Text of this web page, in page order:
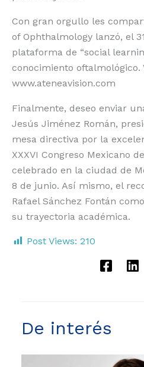
Con gran orgullo les
of Ophthalmology lanzó, el
plataforma de “social
conocimiento oftalmológico.
www.ateneavision.com
Finalmente, deseo enviar
Jesús Jiménez Román,
mesa directiva por la
XXXVI Congreso Mexicano
celebrado en la ciudad de
8 de junio. Así mismo, el
Rafael Sánchez Fontán
su trayectoria académica.
Post Views: 210
De interés